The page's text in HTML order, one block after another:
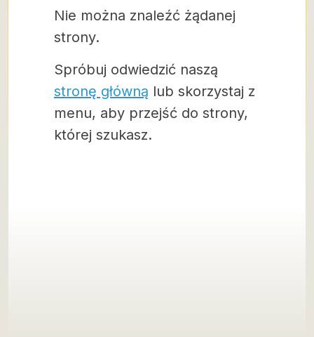
Nie można znaleźć żądanej
strony.
Spróbuj odwiedzić naszą
stronę główną lub skorzystaj z
menu, aby przejść do strony,
której szukasz.